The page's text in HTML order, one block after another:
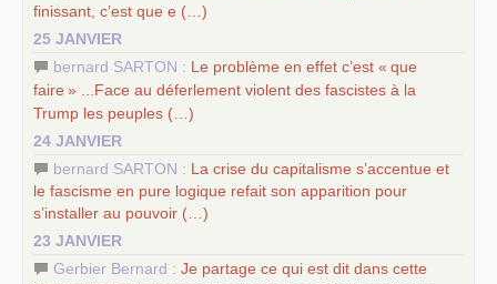
finissant, c’est que e (…)
25 JANVIER
bernard SARTON : Le problème en effet c’est « que
faire » ...Face au déferlement violent des fascistes à la
Trump les peuples (…)
24 JANVIER
bernard SARTON : La crise du capitalisme s’accentue et
le fascisme en pure logique refait son apparition pour
s’installer au pouvoir (…)
23 JANVIER
Gerbier Bernard : Je partage ce qui est dit dans cette